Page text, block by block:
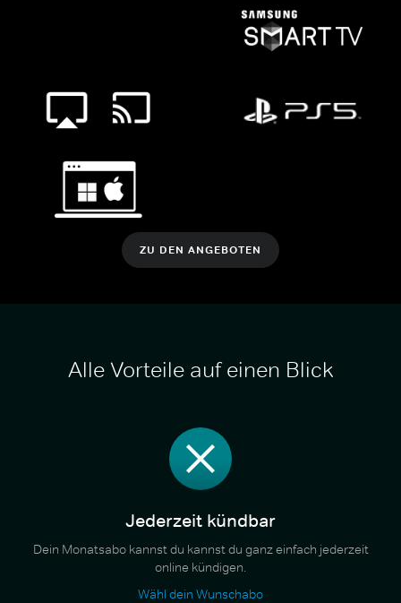
ZU DEN ANGEBOTEN
Alle Vorteile auf einen Blick
Jederzeit kündbar
Dein Monatsabo kannst du kannst du ganz einfach jederzeit
online kündigen.
Wähl dein Wunschabo